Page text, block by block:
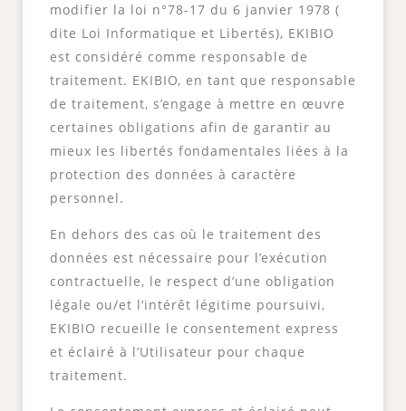
modifier la loi n°78-17 du 6 janvier 1978 (
dite Loi Informatique et Libertés), EKIBIO
est considéré comme responsable de
traitement. EKIBIO, en tant que responsable
de traitement, s’engage à mettre en œuvre
certaines obligations afin de garantir au
mieux les libertés fondamentales liées à la
protection des données à caractère
personnel.
En dehors des cas où le traitement des
données est nécessaire pour l’exécution
contractuelle, le respect d’une obligation
légale ou/et l’intérêt légitime poursuivi,
EKIBIO recueille le consentement express
et éclairé à l’Utilisateur pour chaque
traitement.